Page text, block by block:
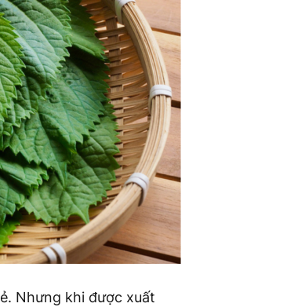
Nhưng khi được xuất